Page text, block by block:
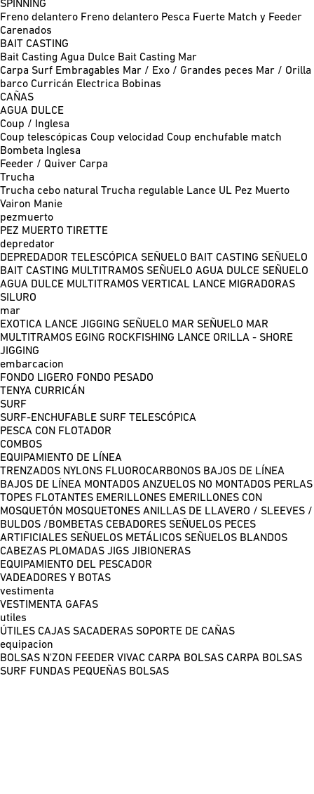
SPINNING
Freno delantero Freno delantero Pesca Fuerte Match y Feeder
Carenados
BAIT CASTING
Bait Casting Agua Dulce Bait Casting Mar
Carpa Surf Embragables Mar / Exo / Grandes peces Mar / Orilla
barco Curricán Electrica Bobinas
CAÑAS
AGUA DULCE
Coup / Inglesa
Coup telescópicas Coup velocidad Coup enchufable match
Bombeta
Inglesa
Feeder / Quiver Carpa
Trucha
Trucha cebo natural Trucha regulable Lance UL Pez Muerto
Vairon Manie
pezmuerto
PEZ MUERTO TIRETTE
depredator
DEPREDADOR TELESCÓPICA SEÑUELO BAIT CASTING SEÑUELO
BAIT CASTING MULTITRAMOS SEÑUELO AGUA DULCE SEÑUELO
AGUA DULCE MULTITRAMOS VERTICAL LANCE MIGRADORAS
SILURO
mar
EXOTICA LANCE JIGGING SEÑUELO MAR SEÑUELO MAR
MULTITRAMOS EGING ROCKFISHING LANCE ORILLA - SHORE
JIGGING
embarcacion
FONDO LIGERO FONDO PESADO
TENYA CURRICÁN
SURF
SURF-ENCHUFABLE SURF TELESCÓPICA
PESCA CON FLOTADOR
COMBOS
EQUIPAMIENTO DE LÍNEA
TRENZADOS NYLONS FLUOROCARBONOS BAJOS DE LÍNEA
BAJOS DE LÍNEA MONTADOS ANZUELOS NO MONTADOS PERLAS
TOPES FLOTANTES EMERILLONES EMERILLONES CON
MOSQUETÓN MOSQUETONES ANILLAS DE LLAVERO / SLEEVES /
BULDOS /BOMBETAS CEBADORES SEÑUELOS PECES
ARTIFICIALES SEÑUELOS METÁLICOS SEÑUELOS BLANDOS
CABEZAS PLOMADAS JIGS JIBIONERAS
EQUIPAMIENTO DEL PESCADOR
VADEADORES Y BOTAS
vestimenta
VESTIMENTA GAFAS
utiles
ÚTILES CAJAS SACADERAS SOPORTE DE CAÑAS
equipacion
BOLSAS N'ZON FEEDER VIVAC CARPA BOLSAS CARPA BOLSAS
SURF FUNDAS PEQUEÑAS BOLSAS